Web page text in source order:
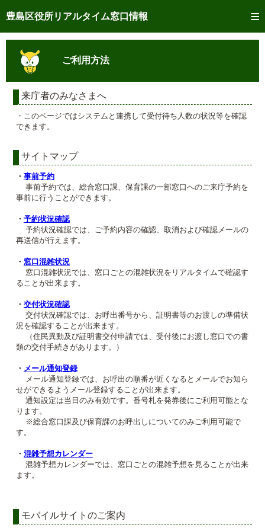
豊島区役所リアルタイム窓口情報
トップページへ
ご利用方法
事前予約
予約状況確認
リアルタイム 窓口混雑状況
メール通知登録
混雑予想カレンダー
ご利用方法
来庁者のみなさまへ
・このページではシステムと連携して受付待ち人数の状況等を確認
できます。
サイトマップ
・ 事前予約
事前予約では、総合窓口課、保育課の一部窓口へのご来庁予約を
事前に行うことができます。
・ 予約状況確認
予約状況確認では、ご予約内容の確認、取消および確認メールの
再送信が行えます。
・ 窓口混雑状況
窓口混雑状況では、窓口ごとの混雑状況をリアルタイムで確認す
ることが出来ます。
・ 交付状況確認
交付状況確認では、お呼出番号から、証明書等のお渡しの準備状
況を確認することが出来ます。
（住民異動及び証明書交付申請では、受付後にお渡し窓口での書
類の交付手続きがあります。）
・ メール通知登録
メール通知登録では、お呼出の順番が近くなるとメールでお知ら
せができるようメール登録することが出来ます。
通知設定は当日のみ有効です。番号札を発券後にご利用可能とな
ります。
※総合窓口課及び保育課のお呼出しについてのみご利用可能で
す。
・ 混雑予想カレンダー
混雑予想カレンダーでは、窓口ごとの混雑予想を見ることが出来
ます。
モバイルサイトのご案内